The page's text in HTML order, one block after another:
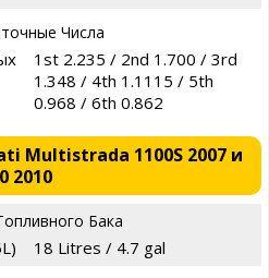
Числа
1st 2.235 / 2nd 1.700 / 3rd
1.348 / 4th 1.1115 / 5th
0.968 / 6th 0.862
Multistrada 1100S 2007 и
2010
Бака
18 Litres / 4.7 gal